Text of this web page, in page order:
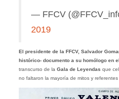
— FFCV
2019
El presidente de la FFCV, Salvador
histórico- documento a su homólogo en
transcurso de la Gala de Leyendas que
no faltaron la mayoría de mitos y